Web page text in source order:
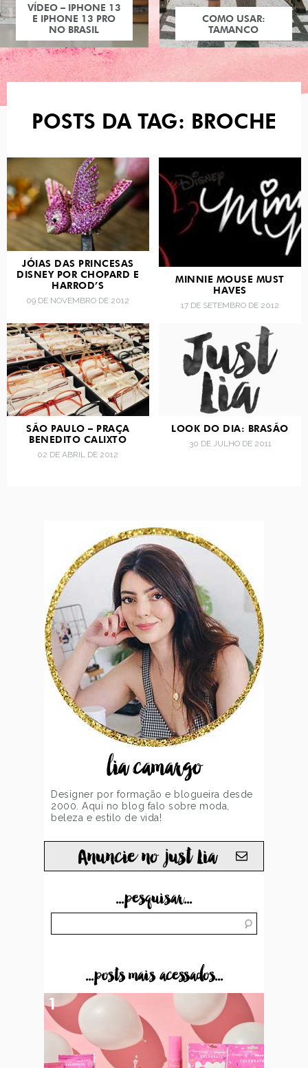
VÍDEO – IPHONE 13
E IPHONE 13 PRO
NO BRASIL
COMO USAR:
TAMANCO
POSTS DA TAG: BROCHE
JÓIAS DAS PRINCESAS
DISNEY POR CHOPARD E
HARROD’S
09 DE NOVEMBRO DE 2012
MINNIE MOUSE MUST
HAVES
17 DE SETEMBRO DE 2012
SÃO PAULO – PRAÇA
BENEDITO CALIXTO
02 DE ABRIL DE 2012
LOOK DO DIA: BRASÃO
30 DE JULHO DE 2011
lia camargo
Designer por formação e blogueira desde
2000. Aqui no blog falo sobre moda,
beleza e estilo de vida!
Anuncie no just Lia
...pesquisar...
...posts mais acessados...
1